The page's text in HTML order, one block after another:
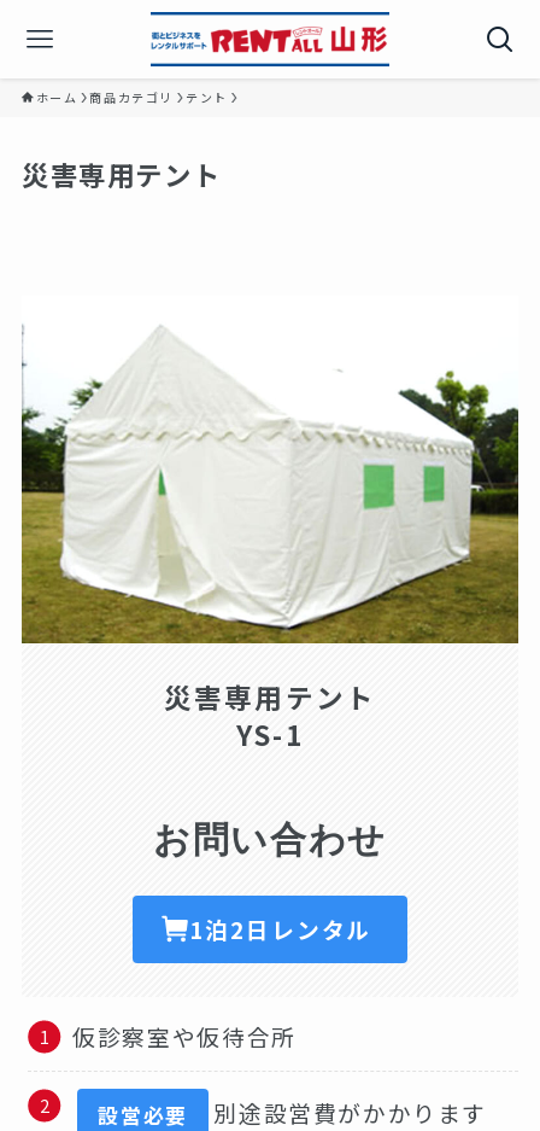
ホーム 商品カテゴリ テント
災害専用テント
災害専用テント
YS-1
お問い合わせ
1泊2日レンタル
仮診察室や仮待合所
設営必要 別途設営費がかかります